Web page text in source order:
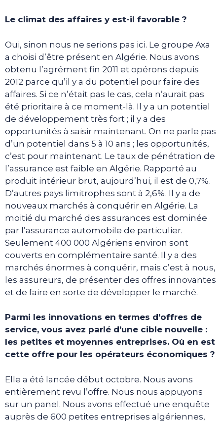
Le climat des affaires y est-il favorable ?
Oui, sinon nous ne serions pas ici. Le groupe Axa
a choisi d’être présent en Algérie. Nous avons
obtenu l’agrément fin 2011 et opérons depuis
2012 parce qu’il y a du potentiel pour faire des
affaires. Si ce n’était pas le cas, cela n’aurait pas
été prioritaire à ce moment-là. Il y a un potentiel
de développement très fort ; il y a des
opportunités à saisir maintenant. On ne parle pas
d’un potentiel dans 5 à 10 ans ; les opportunités,
c’est pour maintenant. Le taux de pénétration de
l’assurance est faible en Algérie. Rapporté au
produit intérieur brut, aujourd’hui, il est de 0,7%.
D’autres pays limitrophes sont à 2,6%. Il y a de
nouveaux marchés à conquérir en Algérie. La
moitié du marché des assurances est dominée
par l’assurance automobile de particulier.
Seulement 400 000 Algériens environ sont
couverts en complémentaire santé. Il y a des
marchés énormes à conquérir, mais c’est à nous,
les assureurs, de présenter des offres innovantes
et de faire en sorte de développer le marché.
Parmi les innovations en termes d’offres de
service, vous avez parlé d’une cible nouvelle :
les petites et moyennes entreprises. Où en est
cette offre pour les opérateurs économiques ?
Elle a été lancée début octobre. Nous avons
entièrement revu l’offre. Nous nous appuyons
sur un panel. Nous avons effectué une enquête
auprès de 600 petites entreprises algériennes,